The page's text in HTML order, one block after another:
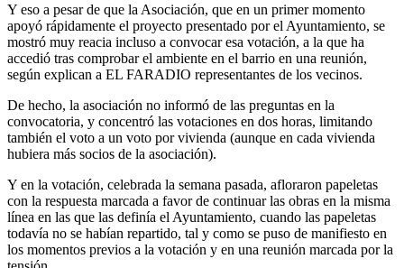
Y eso a pesar de que la Asociación, que en un primer momento
apoyó rápidamente el proyecto presentado por el Ayuntamiento, se
mostró muy reacia incluso a convocar esa votación, a la que ha
accedió tras comprobar el ambiente en el barrio en una reunión,
según explican a EL FARADIO representantes de los vecinos.
De hecho, la asociación no informó de las preguntas en la
convocatoria, y concentró las votaciones en dos horas, limitando
también el voto a un voto por vivienda (aunque en cada vivienda
hubiera más socios de la asociación).
Y en la votación, celebrada la semana pasada, afloraron papeletas
con la respuesta marcada a favor de continuar las obras en la misma
línea en las que las definía el Ayuntamiento, cuando las papeletas
todavía no se habían repartido, tal y como se puso de manifiesto en
los momentos previos a la votación y en una reunión marcada por la